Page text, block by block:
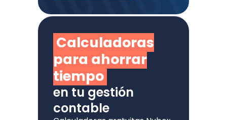
Calculadoras
para ahorrar
tiempo
en tu gestión
contable